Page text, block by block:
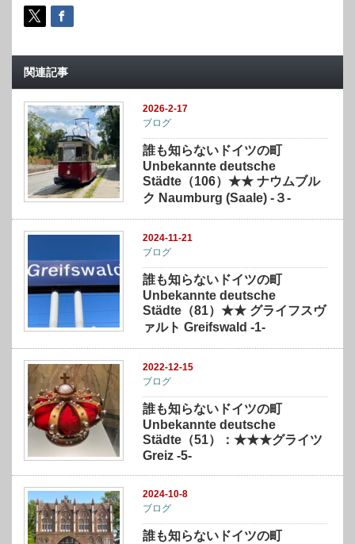
関連記事
2026-2-17
ブログ
誰も知らないドイツの町
Unbekannte deutsche
Städte（106）★★ ナウムブル
ク Naumburg (Saale) -３-
2024-11-21
ブログ
誰も知らないドイツの町
Unbekannte deutsche
Städte（81）★★ グライフスヴ
ァルト Greifswald -1-
2022-12-15
ブログ
誰も知らないドイツの町
Unbekannte deutsche
Städte（51）：★★★グライツ
Greiz -5-
2024-10-8
ブログ
誰も知らないドイツの町